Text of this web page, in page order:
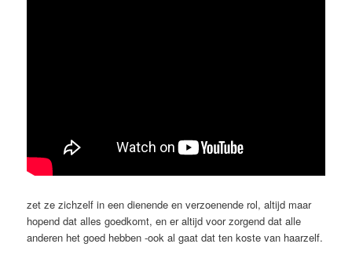
zet ze zichzelf in een dienende en verzoenende rol, altijd maar
hopend dat alles goedkomt, en er altijd voor zorgend dat alle
anderen het goed hebben -ook al gaat dat ten koste van haarzelf.